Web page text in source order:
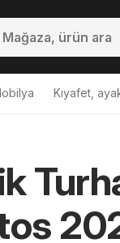
Kıyafet,